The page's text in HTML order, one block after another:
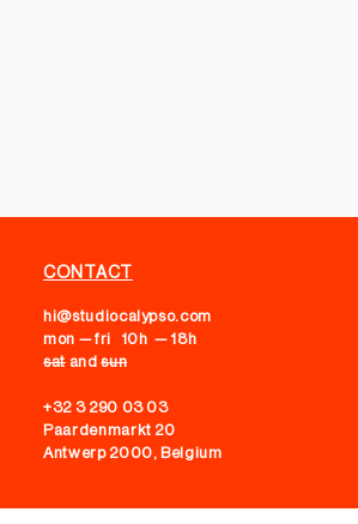
CONTACT
hi@studiocalypso.com
mon — fri 10h — 18h
satandsun
+32 3 290 03 03
Paardenmarkt 20
Antwerp 2000, Belgium